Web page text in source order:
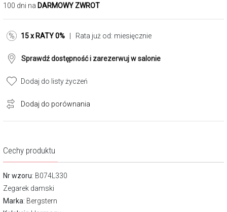
Cechy produktu
Nr wzoru: B074L330
Zegarek damski
Marka: Bergstern
100 dni na DARMOWY ZWROT
15 x RATY 0% | Rata już od: miesięcznie
Sprawdź dostępność i zarezerwuj w salonie
Dodaj do listy życzeń
Dodaj do porównania